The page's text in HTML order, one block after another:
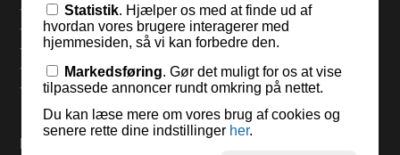
-
Ofte stillede spørgsmål
-
Legetøj til institutioner
-
Handelsbetingelser
-
Om cookies
-
Persondatapolitik (GDPR)
Statistik. Hjælper os med at finde ud af
hvordan vores brugere interagerer med
hjemmesiden, så vi kan forbedre den.
Markedsføring. Gør det muligt for os at vise
tilpassede annoncer rundt omkring på nettet.
Du kan læse mere om vores brug af cookies og
senere rette dine indstillinger her.